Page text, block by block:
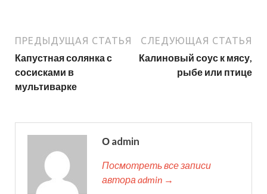
ПРЕДЫДУЩАЯ СТАТЬЯ
Капустная солянка с
сосисками в
мультиварке
СЛЕДУЮЩАЯ СТАТЬЯ
Калиновый соус к мясу,
рыбе или птице
О admin
Посмотреть все записи
автора admin →